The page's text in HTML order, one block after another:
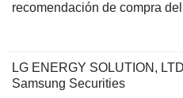
recomendación de compra
LG ENERGY SOLUTION,
Samsung Securities